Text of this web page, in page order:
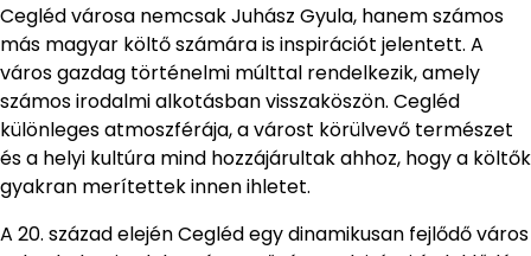
Cegléd városa nemcsak Juhász Gyula, hanem számos
más magyar költő számára is inspirációt jelentett. A
város gazdag történelmi múlttal rendelkezik, amely
számos irodalmi alkotásban visszaköszön. Cegléd
különleges atmoszférája, a várost körülvevő természet
és a helyi kultúra mind hozzájárultak ahhoz, hogy a költők
gyakran merítettek innen ihletet.
A 20. század elején Cegléd egy dinamikusan fejlődő város